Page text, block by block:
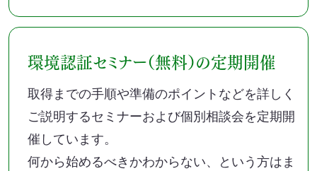
環境認証セミナー（無料）の定期開催
取得までの手順や準備のポイントなどを詳しく
ご説明するセミナーおよび個別相談会を定期開
催しています。
何から始めるべきかわからない、という方はま